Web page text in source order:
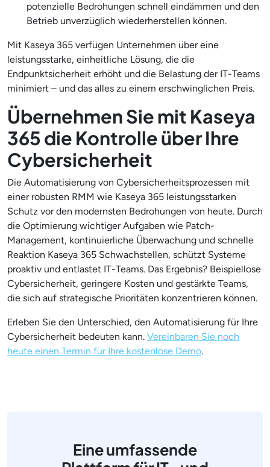
potenzielle Bedrohungen schnell eindämmen und den
Betrieb unverzüglich wiederherstellen können.
Mit Kaseya 365 verfügen Unternehmen über eine
leistungsstarke, einheitliche Lösung, die die
Endpunktsicherheit erhöht und die Belastung der IT-Teams
minimiert – und das alles zu einem erschwinglichen Preis.
Übernehmen Sie mit Kaseya
365 die Kontrolle über Ihre
Cybersicherheit
Die Automatisierung von Cybersicherheitsprozessen mit
einer robusten RMM wie Kaseya 365 leistungsstarken
Schutz vor den modernsten Bedrohungen von heute. Durch
die Optimierung wichtiger Aufgaben wie Patch-
Management, kontinuierliche Überwachung und schnelle
Reaktion Kaseya 365 Schwachstellen, schützt Systeme
proaktiv und entlastet IT-Teams. Das Ergebnis? Beispiellose
Cybersicherheit, geringere Kosten und gestärkte Teams,
die sich auf strategische Prioritäten konzentrieren können.
Erleben Sie den Unterschied, den Automatisierung für Ihre
Cybersicherheit bedeuten kann. Vereinbaren Sie noch
heute einen Termin für Ihre kostenlose Demo.
Eine umfassende